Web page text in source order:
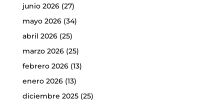
junio 2026(27)
mayo 2026(34)
abril 2026(25)
marzo 2026(25)
febrero 2026(13)
enero 2026(13)
diciembre 2025(25)